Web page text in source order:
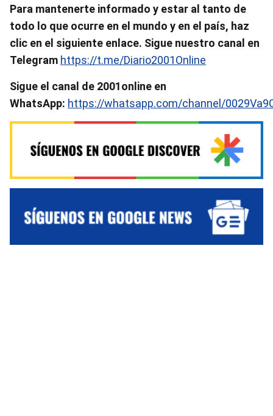
Para mantenerte informado y estar al tanto de
todo lo que ocurre en el mundo y en el país, haz
clic en el siguiente enlace. Sigue nuestro canal en
Telegram https://t.me/Diario2001Online
Sigue el canal de 2001online en
WhatsApp: https://whatsapp.com/channel/